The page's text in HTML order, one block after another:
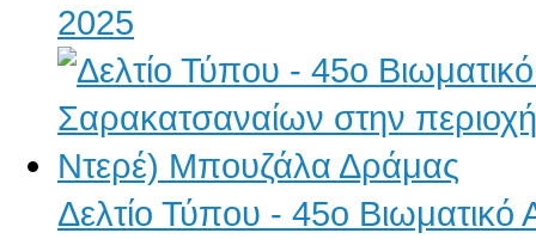
2025
Δελτίο Τύπου - 45ο